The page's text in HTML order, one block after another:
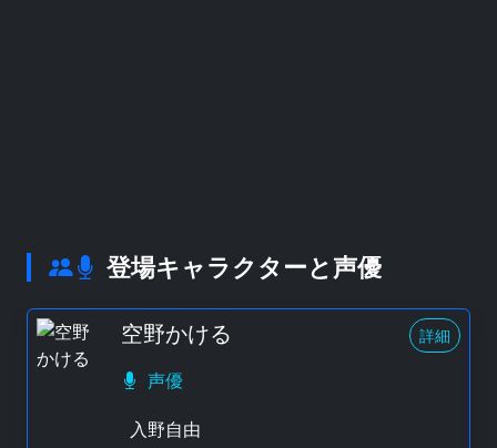
登場キャラクターと声優
空野かける 詳細
声優
入野自由